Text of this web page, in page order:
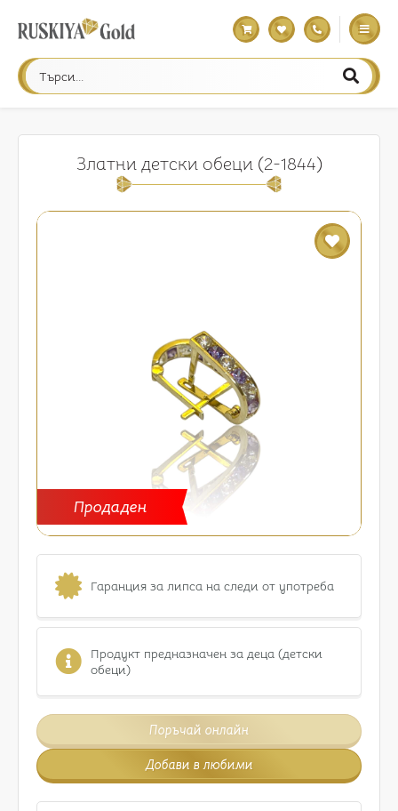
Златни детски обеци (2-1844)
Продаден
Гаранция за липса на следи от употреба
Продукт предназначен за деца (детски
обеци)
Поръчай онлайн
Добави в любими